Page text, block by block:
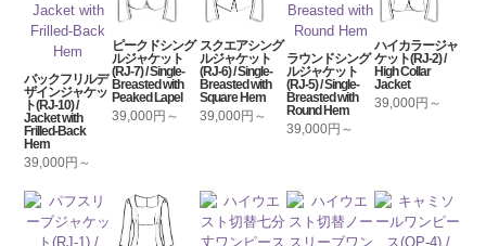
バックフリルデ
ザインジャケッ
ト(RJ-10) /
Jacket with
Frilled-Back
Hem
39,000円～
ピークドシング
ルジャケット
(RJ-7) / Single-
Breasted with
Peaked Lapel
39,000円～
スクエアシング
ルジャケット
(RJ-6) / Single-
Breasted with
Square Hem
39,000円～
ラウンドシング
ルジャケット
(RJ-5) / Single-
Breasted with
Round Hem
39,000円～
ハイカラージャ
ケット(RJ-2) /
High Collar
Jacket
39,000円～